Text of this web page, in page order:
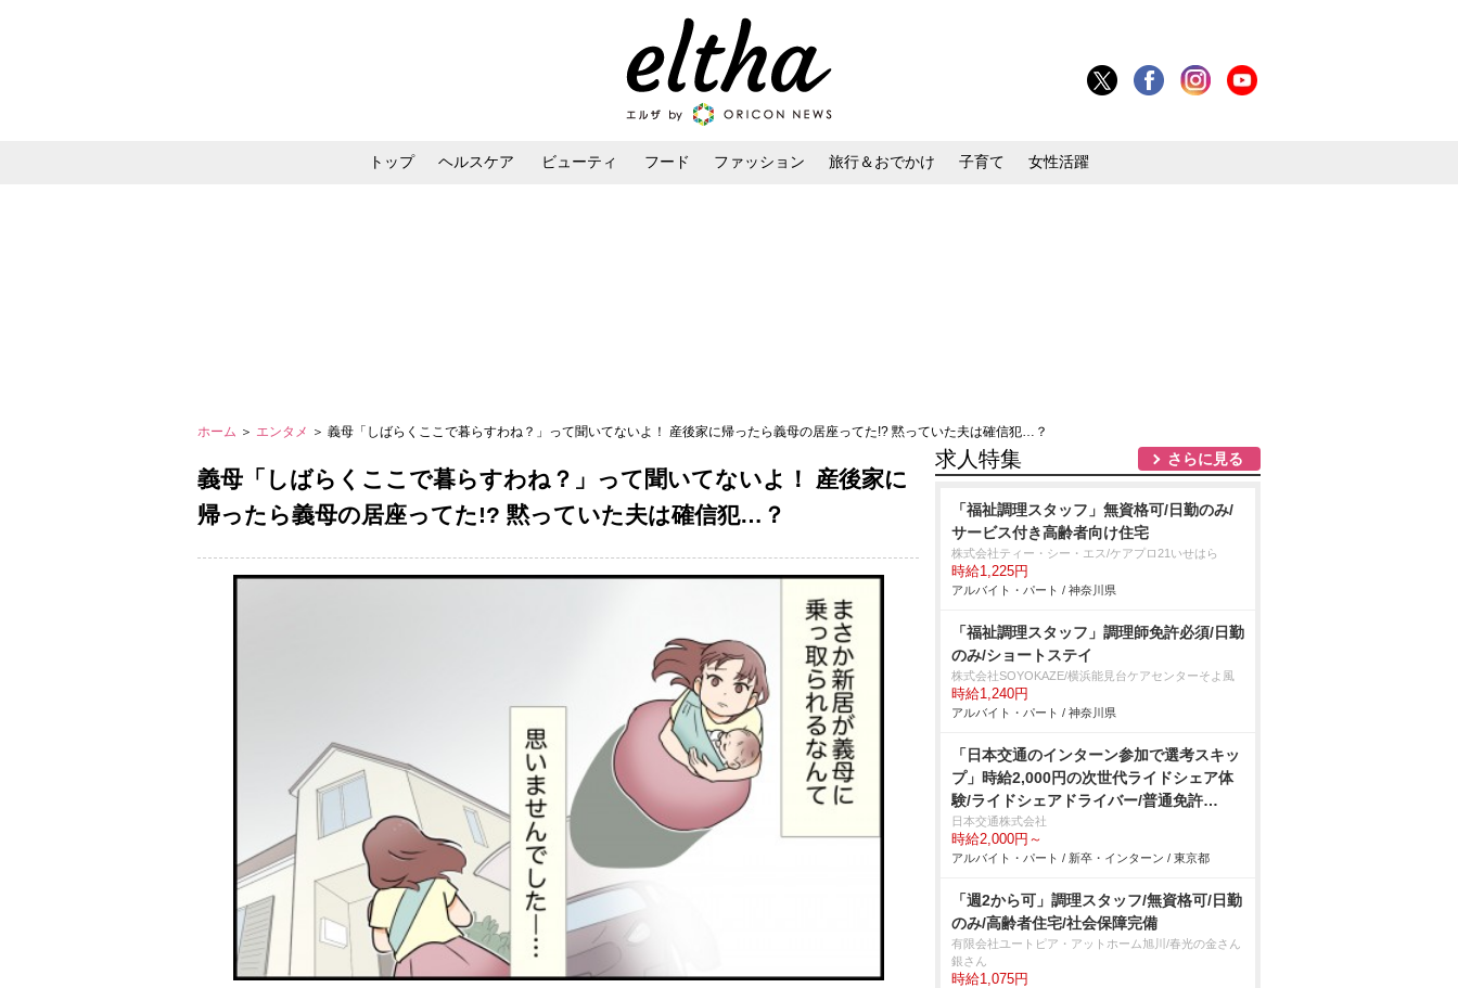
トップ ヘルスケア ビューティ フード ファッション 旅行＆おでかけ 子育て 女性活躍
ホーム ＞ エンタメ ＞ 義母「しばらくここで暮らすわね？」って聞いてないよ！ 産後家に帰ったら義母の居座ってた!? 黙っていた夫は確信犯…？
義母「しばらくここで暮らすわね？」って聞いてないよ！ 産後家に
帰ったら義母の居座ってた!? 黙っていた夫は確信犯…？
求人特集 さらに見る
「福祉調理スタッフ」無資格可/日勤のみ/
サービス付き高齢者向け住宅
株式会社ティー・シー・エス/ケアプロ21いせはら
時給1,225円
アルバイト・パート / 神奈川県
「福祉調理スタッフ」調理師免許必須/日勤
のみ/ショートステイ
株式会社SOYOKAZE/横浜能見台ケアセンターそよ風
時給1,240円
アルバイト・パート / 神奈川県
「日本交通のインターン参加で選考スキッ
プ」時給2,000円の次世代ライドシェア体
験/ライドシェアドライバー/普通免許
OK/20代活躍中
日本交通株式会社
時給2,000円～
アルバイト・パート / 新卒・インターン / 東京都
「週2から可」調理スタッフ/無資格可/日勤
のみ/高齢者住宅/社会保障完備
有限会社ユートピア・アットホーム旭川/春光の金さん
銀さん
時給1,075円